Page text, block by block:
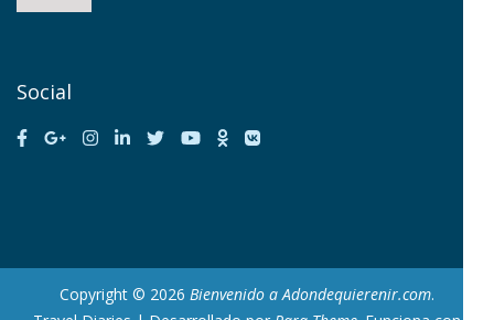
Social
Copyright © 2026 Bienvenido a Adondequierenir.com.